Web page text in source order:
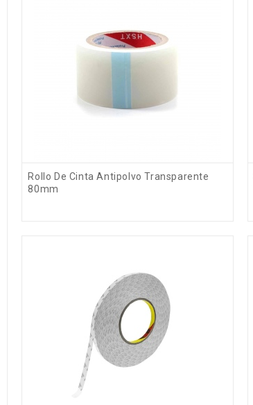
Rollo De Cinta Antipolvo Transparente
80mm